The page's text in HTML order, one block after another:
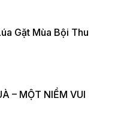
Gặt Mùa Bội Thu
– MỘT NIỀM VUI